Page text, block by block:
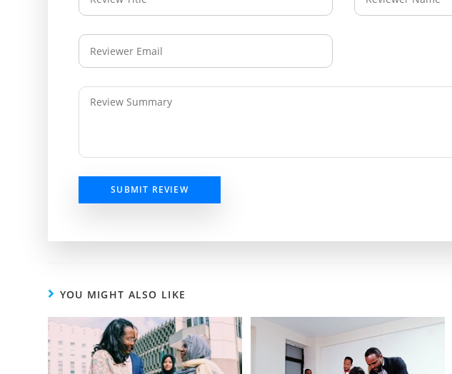
SUBMIT REVIEW
YOU MIGHT ALSO LIKE